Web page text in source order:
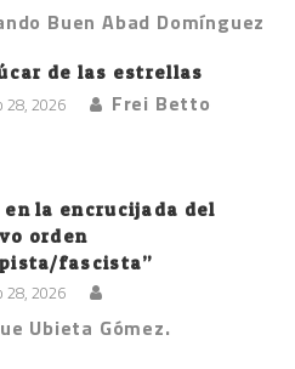
Buen Abad Domínguez
de las estrellas
28, 2026 Frei Betto
en la encrucijada del
orden
fascista”
28, 2026
Ubieta Gómez.